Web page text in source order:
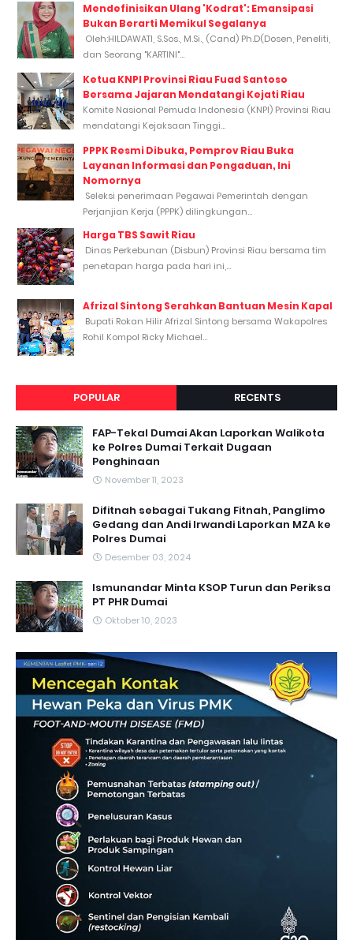
Mendefinisikan Ulang 'Kodrat': Emansipasi
Bukan Berarti Memikul Segalanya
Oleh:HILDAWATI, S.Sos., M.Si., (Cand) Ph.D(Dosen, Peneliti,
dan Seorang "KARTINI"...
Ketua KNPI Provinsi Riau Fuad Santoso
Bersama Jajaran Mendatangi Kejati Riau
Komite Nasional Pemuda Indonesia (KNPI) Provinsi Riau
mendatangi Kejaksaan Tinggi...
PPPK Resmi Dibuka, Pemprov Riau Buka
Layanan Informasi dan Pengaduan, Ini
Nomornya
Seleksi penerimaan Pegawai Pemerintah dengan
Perjanjian Kerja (PPPK) dilingkungan...
Harga TBS Sawit Riau
Dinas Perkebunan (Disbun) Provinsi Riau bersama tim
penetapan harga pada hari ini,...
Afrizal Sintong Serahkan Bantuan Mesin Kapal
Bupati Rokan Hilir Afrizal Sintong bersama Wakapolres
Rohil Kompol Ricky Michael...
POPULAR RECENTS
FAP-Tekal Dumai Akan Laporkan Walikota
ke Polres Dumai Terkait Dugaan
Penghinaan
November 11, 2023
Difitnah sebagai Tukang Fitnah, Panglimo
Gedang dan Andi Irwandi Laporkan MZA ke
Polres Dumai
Desember 03, 2024
Ismunandar Minta KSOP Turun dan Periksa
PT PHR Dumai
Oktober 10, 2023